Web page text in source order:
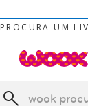
PROCURA UM